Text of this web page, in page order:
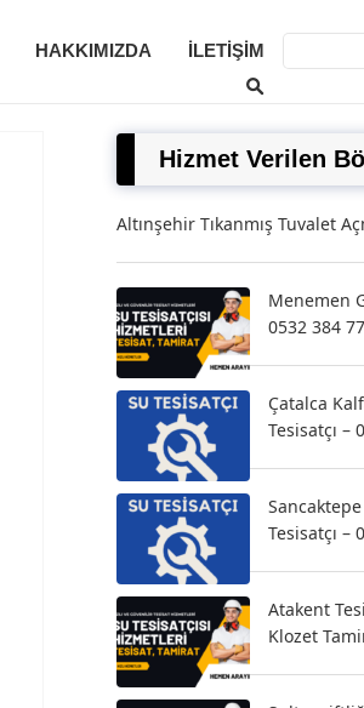
HAKKIMIZDA İLETIŞIM
Hizmet Verilen
Altınşehir Tıkanmış Tuvalet
Menemen
0532 384
Çatalca
Tesisatçı –
Tesisatçı –
Atakent
Klozet